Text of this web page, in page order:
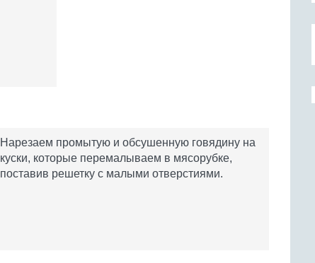
Нарезаем промытую и обсушенную говядину на
куски, которые перемалываем в мясорубке,
поставив решетку с малыми отверстиями.